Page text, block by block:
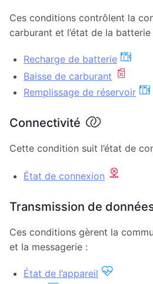
Ces conditions contrôlent la
carburant et l’état de la batterie
Recharge de batterie
Baisse de carburant
Remplissage de réservoir
Connectivité
Cette condition suit l’état de
État de connexion
Transmission de
Ces conditions gèrent la
et la messagerie :
État de l’appareil